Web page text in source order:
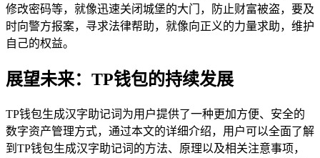
修改密码等，就像迅速关闭城堡的大门，防止财富被盗，要及
时向警方报案，寻求法律帮助，就像向正义的力量求助，维护
自己的权益。
展望未来：TP钱包的持续发展
TP钱包生成汉字助记词为用户提供了一种更加方便、安全的
数字资产管理方式，通过本文的详细介绍，用户可以全面了解
到TP钱包生成汉字助记词的方法、原理以及相关注意事项，